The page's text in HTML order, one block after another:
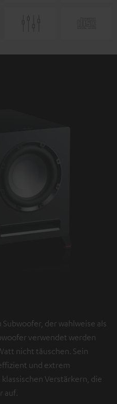
der wahlweise als
verwendet werden
nicht täuschen. Sein
und extrem
Verstärkern, die
auf.